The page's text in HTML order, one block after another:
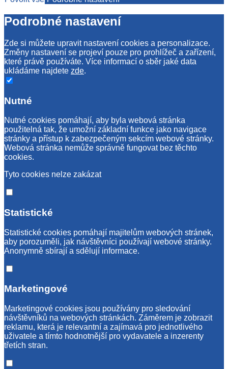
Podrobné nastavení
Zde si můžete upravit nastavení cookies a personalizace.
Změny nastavení se projeví pouze pro prohlížeč a zařízení,
které právě používáte. Více informací o sběr jaké data
ukládáme najdete zde.
Nutné
Nutné cookies pomáhají, aby byla webová stránka
použitelná tak, že umožní základní funkce jako navigace
stránky a přístup k zabezpečeným sekcím webové stránky.
Webová stránka nemůže správně fungovat bez těchto
cookies.
Tyto cookies nelze zakázat
Statistické
Statistické cookies pomáhají majitelům webových stránek,
aby porozuměli, jak návštěvníci používají webové stránky.
Anonymně sbírají a sdělují informace.
Marketingové
Marketingové cookies jsou používány pro sledování
návštěvníků na webových stránkách. Záměrem je zobrazit
reklamu, která je relevantní a zajímavá pro jednotlivého
uživatele a tímto hodnotnější pro vydavatele a inzerenty
třetích stran.